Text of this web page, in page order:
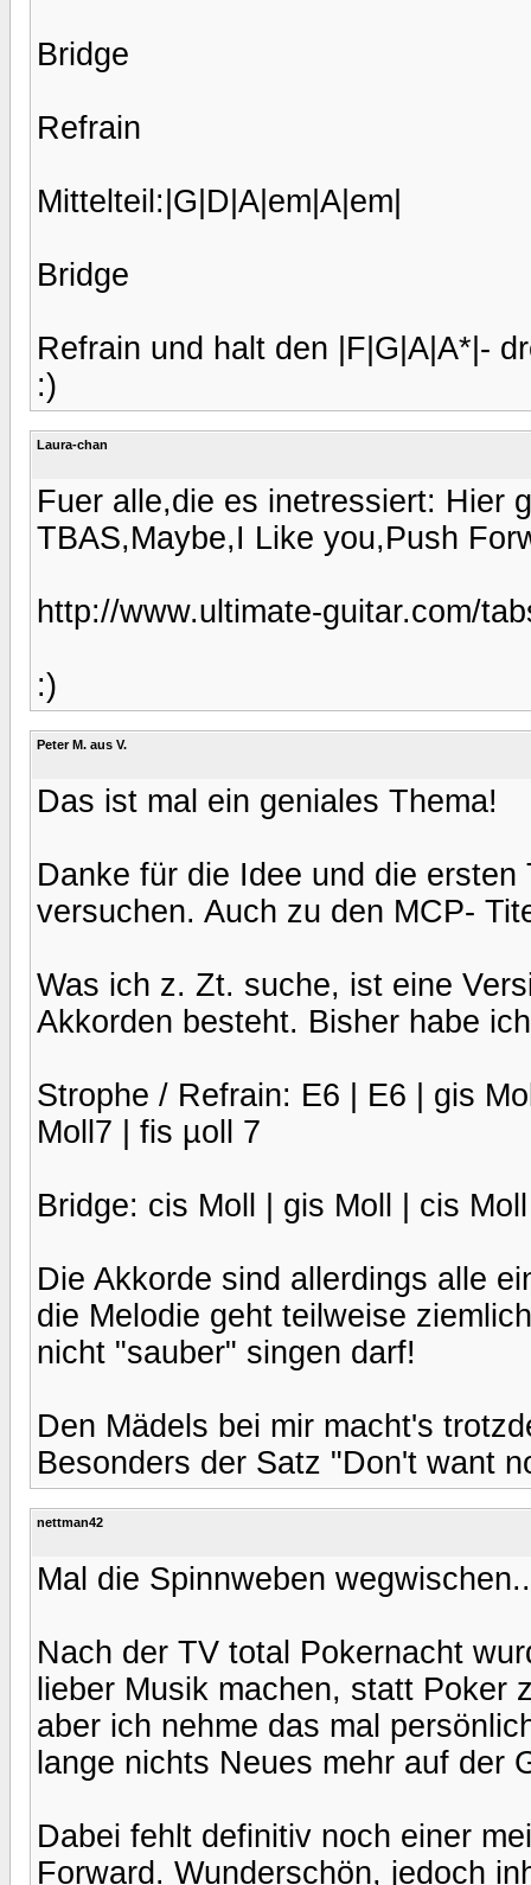
Bridge
Refrain
Mittelteil:|G|D|A|em|A|em|
Bridge
Refrain und halt den |F|G|A|A*|-
:)
Laura-chan
Fuer alle,die es inetressiert: Hier
TBAS,Maybe,I Like you,Push
http://www.ultimate-guitar.com/
:)
Peter M. aus V.
Das ist mal ein geniales Thema!
Danke für die Idee und die
versuchen. Auch zu den MCP-
Was ich z. Zt. suche, ist eine
Akkorden besteht. Bisher habe
Strophe / Refrain: E6 | E6 | gis
Moll7 | fis µoll 7
Bridge: cis Moll | gis Moll | cis
Die Akkorde sind allerdings alle
die Melodie geht teilweise
nicht "sauber" singen darf!
Den Mädels bei mir macht's
Besonders der Satz "Don't want
nettman42
Mal die Spinnweben
Nach der TV total Pokernacht
lieber Musik machen, statt
aber ich nehme das mal
lange nichts Neues mehr auf der
Dabei fehlt definitiv noch einer
Forward. Wunderschön, jedoch